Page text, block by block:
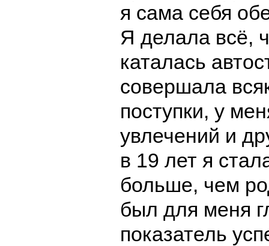
я сама себя
Я делала всё,
каталась
совершала
поступки, у
увлечений и
в 19 лет я
больше, чем
был для меня
показатель